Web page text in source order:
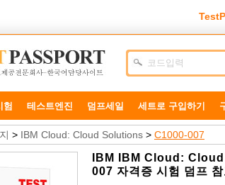
험 테스트엔진 덤프세일 세트로 구입하기
> IBM Cloud: Cloud Solutions > C1000-007
IBM IBM Cloud:
007 자격증 시험 덤프 참